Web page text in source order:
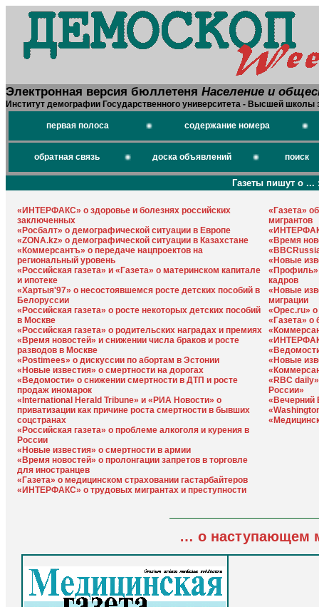
Электронная версия бюллетеня Население и
Институт демографии Государственного университета - Высшей школы
первая полоса содержание номера
обратная связь доска объявлений поиск
Газеты пишут о ...
«ИНТЕРФАКС» о здоровье и болезнях российских
заключенных
«Росбалт» о демографической ситуации в Европе
«ZONA.kz» о демографической ситуации в Казахстане
«Коммерсантъ» о передаче нацпроектов на
региональный уровень
«Российская газета» и «Газета» о материнском капитале
и ипотеке
«Хартыя'97» о несостоявшемся росте детских пособий в
Белоруссии
«Российская газета» о росте некоторых детских пособий
в Москве
«Российская газета» о родительских наградах и премиях
«Время новостей» и снижении числа браков и росте
разводов в Москве
«Postimees» о дискуссии по абортам в Эстонии
«Новые известия» о смертности на дорогах
«Ведомости» о снижении смертности в ДТП и росте
продаж иномарок
«International Herald Tribune» и «РИА Новости» о
приватизации как причине роста смертности в бывших
соцстранах
«Российская газета» о проблеме алкоголя и курения в
России
«Новые известия» о смертности в армии
«Время новостей» о пролонгации запретов в торговле
для иностранцев
«Газета» о медицинском страховании гастарбайтеров
«ИНТЕРФАКС» о трудовых мигрантах и преступности
«Газета»
мигрантов
«Время
«Новые
«Профиль»
кадров
«Новые
миграции
«Opec.ru»
«Газета» о
«Новые
«RBC
России»
«Вечерний
… о наступающем